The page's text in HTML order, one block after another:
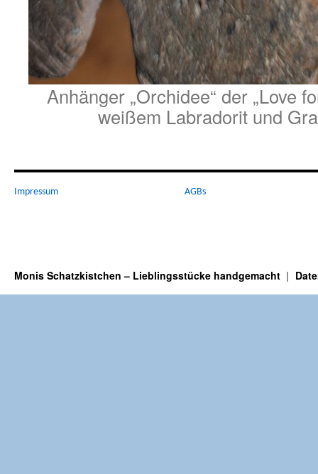
Anhänger „Orchidee“ der „Love
weißem Labradorit und
Impressum AGBs
Monis Schatzkistchen – Lieblingsstücke handgemacht